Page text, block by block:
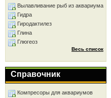
Вылавливание рыб из аквариума
Гидра
Гиродактилез
Глина
Глюгеоз
Весь список
Справочник
Компресоры для аквариумов